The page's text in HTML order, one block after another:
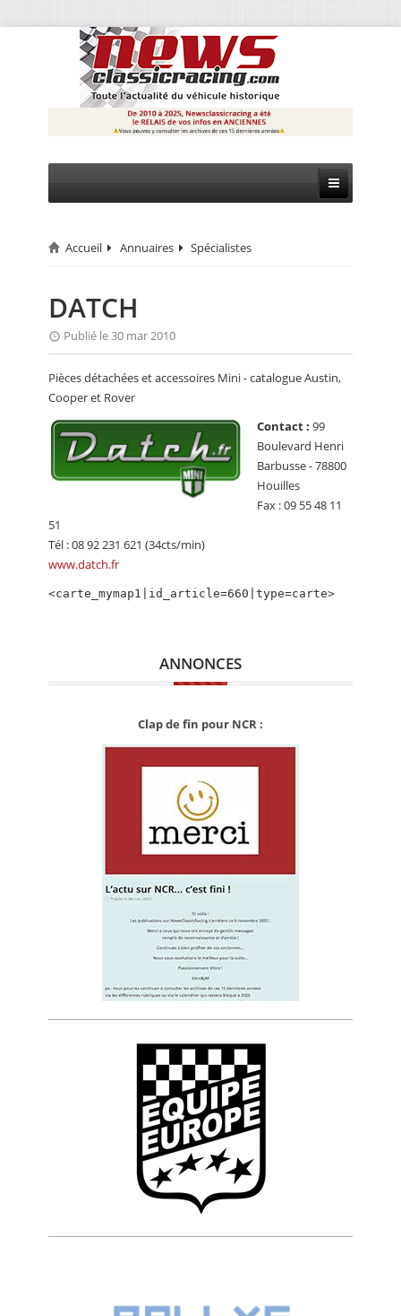
CIRCUIT
RALLYE
MONTAGNE
EVÈNEMENTS
CALENDRIER
FOCUS
VIDEO
ANNUAIRES
PETITES ANNONCES
Accueil Annuaires Spécialistes
DATCH
Publié le 30 mar 2010
Pièces détachées et accessoires Mini - catalogue Austin,
Cooper et Rover
Contact : 99
Boulevard Henri
Barbusse - 78800
Houilles
Fax : 09 55 48 11
51
Tél : 08 92 231 621 (34cts/min)
www.datch.fr
<carte_mymap1|id_article=660|type=carte>
ANNONCES
Clap de fin pour NCR :